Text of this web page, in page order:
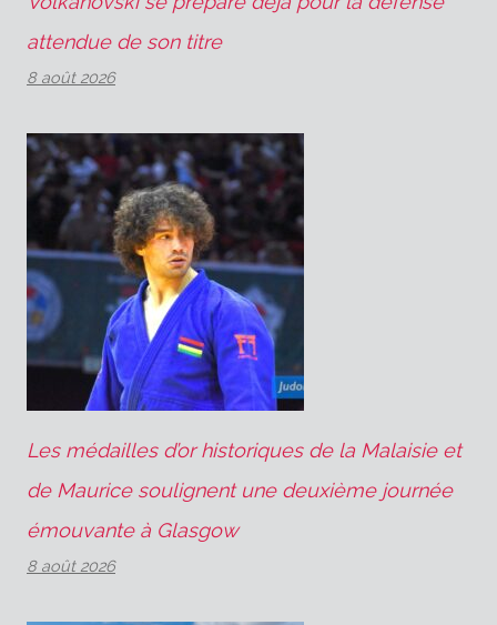
attendue de son titre
8 août 2026
Les médailles d’or historiques de la Malaisie et
de Maurice soulignent une deuxième journée
émouvante à Glasgow
8 août 2026